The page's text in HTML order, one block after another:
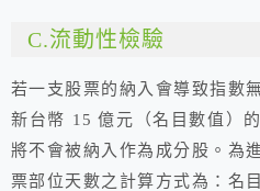
C.流動性檢驗
若一支股票的納入會導致指數
新台幣 15 億元（名目數值）
將不會被納入作為成分股。為
票部位天數之計算方式為：名